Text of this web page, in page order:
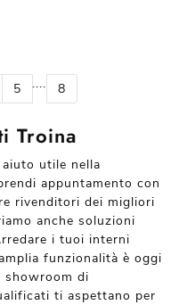
5 .... 8
Troina
utile nella
appuntamento con
rivenditori dei migliori
anche soluzioni
i tuoi interni
funzionalità è oggi
di
ti aspettano per